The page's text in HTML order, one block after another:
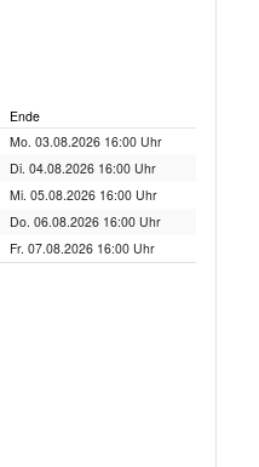
Ende
Mo. 03.08.2026 16:00 Uhr
Di. 04.08.2026 16:00 Uhr
Mi. 05.08.2026 16:00 Uhr
Do. 06.08.2026 16:00 Uhr
Fr. 07.08.2026 16:00 Uhr